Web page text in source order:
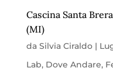
Cascina Santa
(MI)
da Silvia Ciraldo|
Lab, Dove Andare,